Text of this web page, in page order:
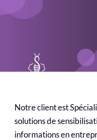
Qui
Notre client est
solutions de
informations en